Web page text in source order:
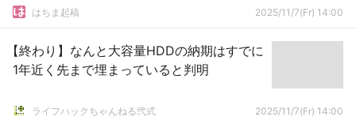
も？ｗ」「レジ会社の社長否定して」
はちま起稿 2025/11/7(Fr) 14:00
【終わり】なんと大容量HDDの納期はすでに
1年近く先まで埋まっていると判明
ライフハックちゃんねる弐式 2025/11/7(Fr) 14:00